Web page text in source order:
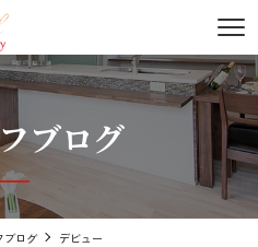
ブログ
ブログ デビュー